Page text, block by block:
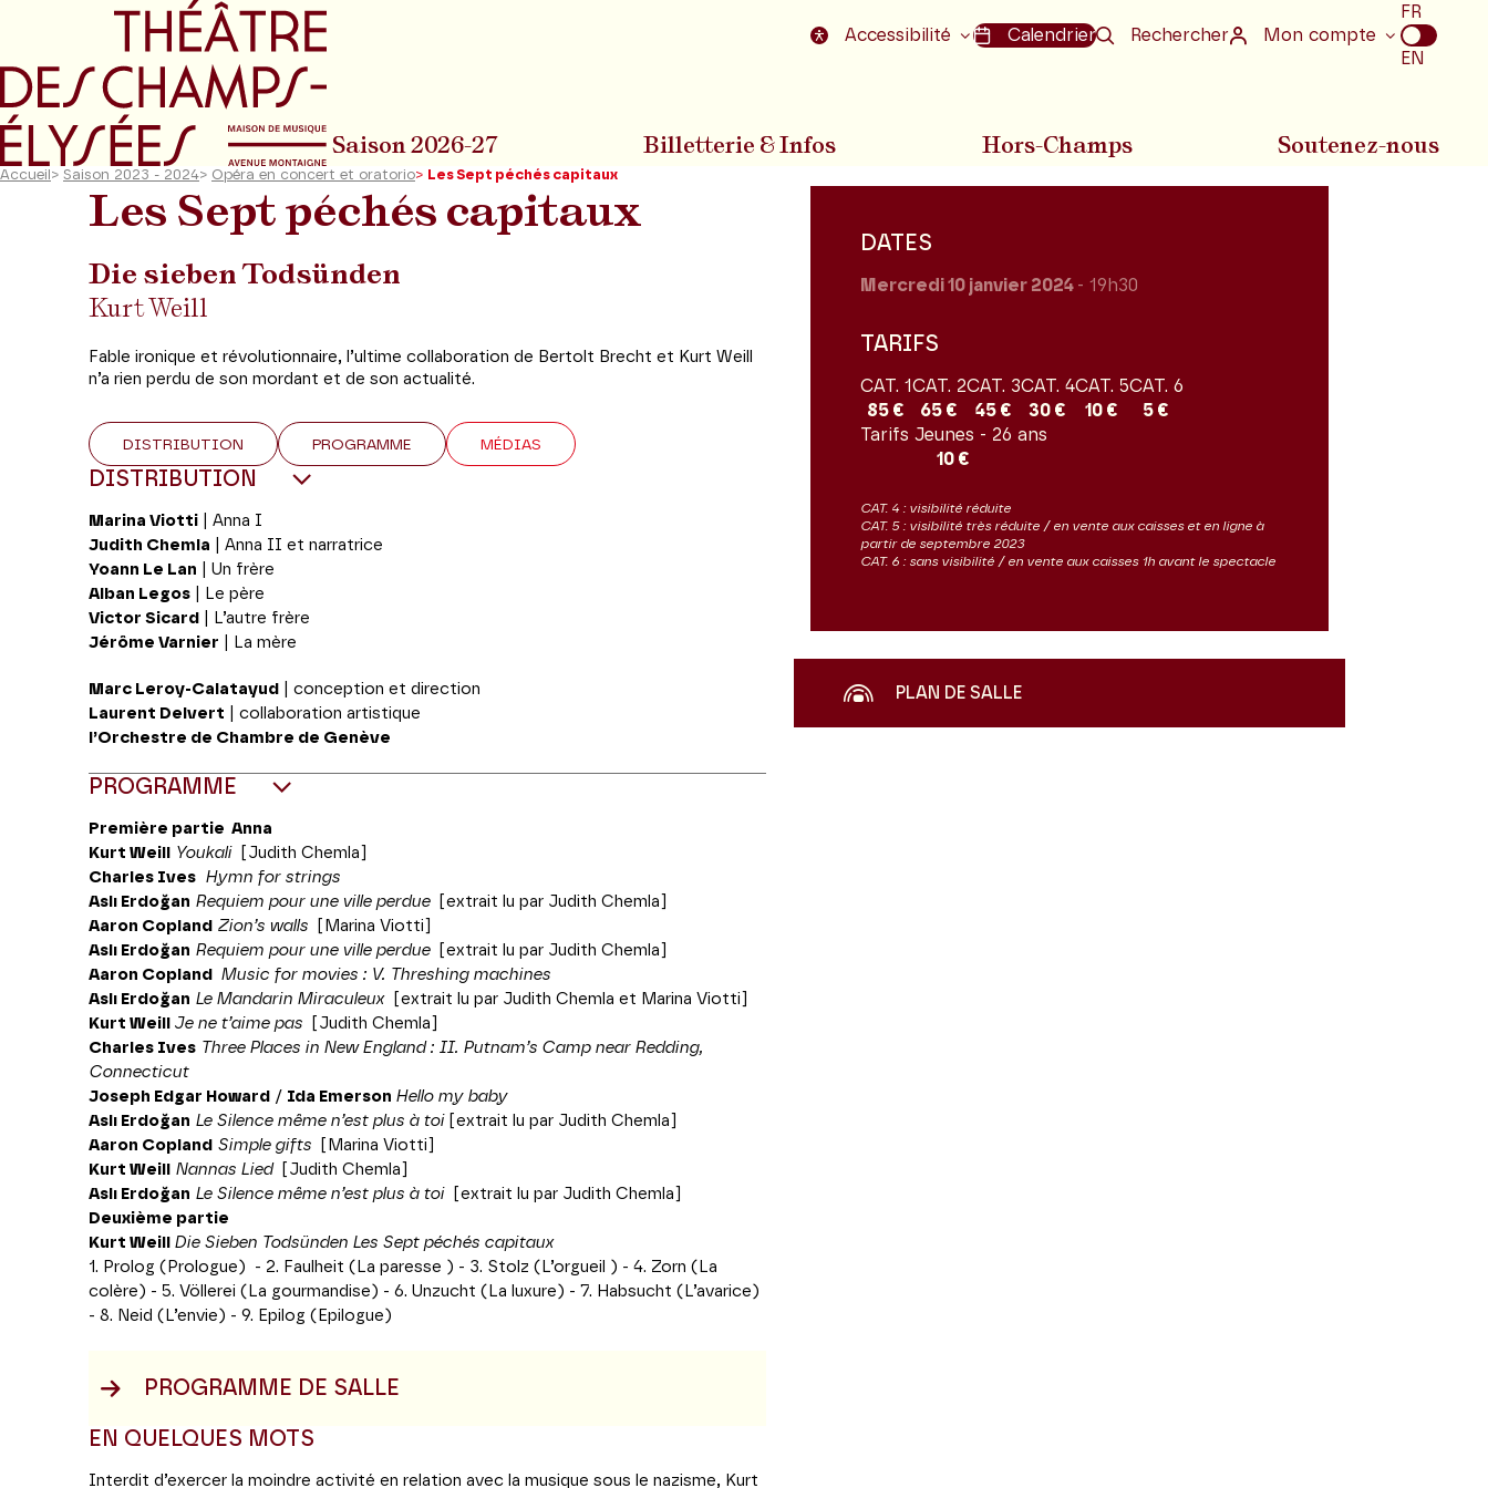
Aller au menu principal Aller au pied de la page Accessibilité Calendrier Rechercher Mon compte
Choix
de
la
FR
EN
Saison 2026-27 Billetterie & Infos Hors-Champs Soutenez-nous
Accueil > Saison 2023 - 2024> Opéra en concert et oratorio> Les Sept péchés capitaux
Les Sept péchés capitaux
Die sieben Todsünden
Kurt Weill
Fable ironique et révolutionnaire, l’ultime collaboration de Bertolt Brecht et Kurt Weill
n’a rien perdu de son mordant et de son actualité.
DISTRIBUTION PROGRAMME MÉDIAS
DISTRIBUTION
Marina Viotti | Anna I
Judith Chemla | Anna II et narratrice
Yoann Le Lan | Un frère
Alban Legos | Le père
Victor Sicard
| L’autre frère
Jérôme Varnier | La mère
Marc Leroy-Calatayud
| conception et direction
Laurent Delvert | collaboration artistique
l’Orchestre de Chambre de Genève
PROGRAMME
Première partie Anna
Kurt Weill
Youkali
[Judith Chemla]
Charles Ives Hymn for strings
Aslı Erdoğan Requiem pour une ville perdue
[extrait lu par Judith Chemla]
Aaron Copland Zion’s walls
[Marina Viotti]
Aslı Erdoğan Requiem pour une ville perdue
[extrait lu par Judith Chemla]
Aaron Copland
Music for movies : V. Threshing machines
Aslı Erdoğan Le Mandarin Miraculeux
[extrait lu par Judith Chemla et Marina Viotti]
Kurt Weill Je ne t’aime pas
[Judith Chemla]
Charles Ives Three Places in New England : II. Putnam’s Camp near Redding,
Connecticut
Joseph Edgar Howard / Ida Emerson Hello my baby
Aslı Erdoğan Le Silence même n’est plus à toi
[extrait lu par Judith Chemla]
Aaron Copland Simple gifts
[Marina Viotti]
Kurt Weill
Nannas Lied
[Judith Chemla]
Aslı Erdoğan Le Silence même n’est plus à toi
[extrait lu par Judith Chemla]
Deuxième partie
Kurt Weill Die Sieben Todsünden Les Sept péchés capitaux
1. Prolog (Prologue) - 2. Faulheit (La paresse ) - 3. Stolz (L’orgueil ) - 4. Zorn (La
colère) - 5. Völlerei (La gourmandise) - 6. Unzucht (La luxure) - 7. Habsucht (L’avarice)
- 8. Neid (L’envie) - 9. Epilog (Epilogue)
PROGRAMME DE SALLE
EN QUELQUES MOTS
Interdit d’exercer la moindre activité en relation avec la musique sous le nazisme, Kurt
DATES
Mercredi 10 janvier 2024 - 19h30
TARIFS
CAT. 1
85 €
CAT. 2
65 €
CAT. 3
45 €
CAT. 4
30 €
CAT. 5
10 €
CAT. 6
5 €
Tarifs Jeunes - 26 ans
10 €
CAT. 4 : visibilité réduite
CAT. 5 : visibilité très réduite / en vente aux caisses et en ligne à
partir de septembre 2023
CAT. 6 : sans visibilité / en vente aux caisses 1h avant le spectacle
PLAN DE SALLE